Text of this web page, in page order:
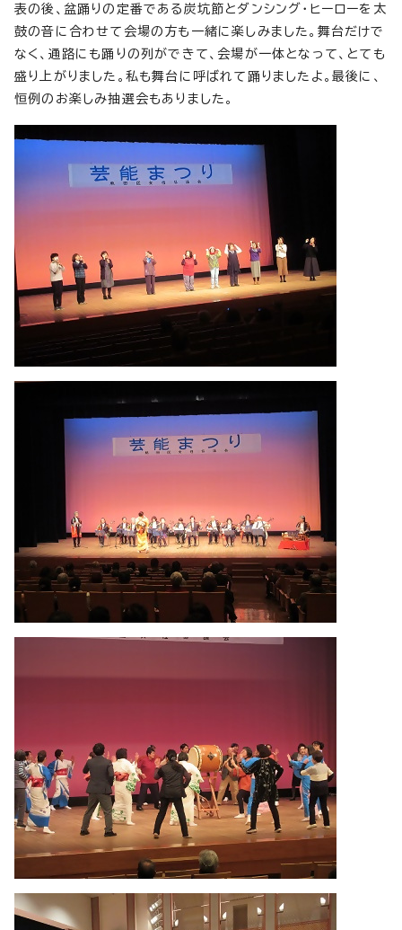
表の後、盆踊りの定番である炭坑節とダンシング・ヒーローを太
鼓の音に合わせて会場の方も一緒に楽しみました。舞台だけで
なく、通路にも踊りの列ができて、会場が一体となって、とても
盛り上がりました。私も舞台に呼ばれて踊りましたよ。最後に、
恒例のお楽しみ抽選会もありました。